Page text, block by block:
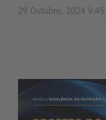
29 Outubro, 2024 9:45